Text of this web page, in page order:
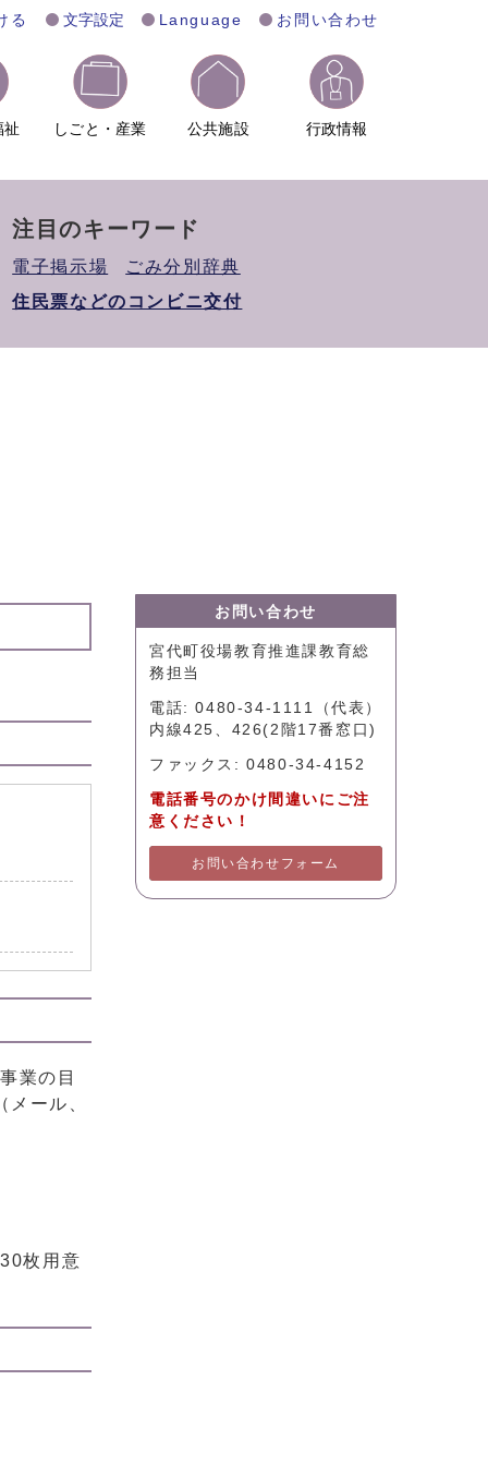
る 文字設定 Language お問い合わせ
祉 しごと・産業 公共施設 行政情報
注目のキーワード
電子掲示場
ごみ分別辞典
住民票などのコンビニ交付
業の目
ール、
枚用意
お問い合わせ
宮代町役場教育推進課教育総
務担当
電話: 0480-34-1111（代表）
内線425、426(2階17番窓口)
ファックス: 0480-34-4152
電話番号のかけ間違いにご注
意ください！
お問い合わせフォーム